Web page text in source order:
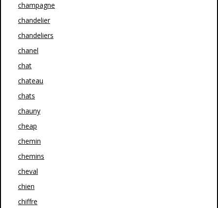
champagne
chandelier
chandeliers
chanel
chat
chateau
chats
chauny
cheap
chemin
chemins
cheval
chien
chiffre